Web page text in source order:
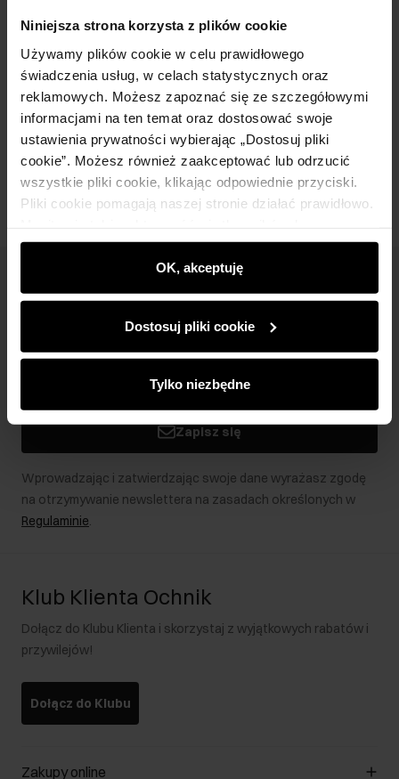
Niniejsza strona korzysta z plików cookie
Używamy plików cookie w celu prawidłowego
świadczenia usług, w celach statystycznych oraz
reklamowych. Możesz zapoznać się ze szczegółowymi
informacjami na ten temat oraz dostosować swoje
ustawienia prywatności wybierając „Dostosuj pliki
cookie”. Możesz również zaakceptować lub odrzucić
wszystkie pliki cookie, klikając odpowiednie przyciski.
Pliki cookie pomagają naszej stronie działać prawidłowo.
wyświetlać im dopasowane do ich preferencji treści,
rekomendacje oraz komunikaty reklamowe informujące o
najnowszych promocjach w e-sklepie. Informacje o tym,
partnerom społecznościowym, reklamowym i
analitycznym. Partnerzy mogą połączyć te informacje z
podczas korzystania z ich usług.
OK, akceptuję
Dostosuj pliki cookie
Tylko niezbędne
Szczegóły
Skład i wymiary
Opinie
Newsletter
Bądź na bieżąco z nowościami i promocjami!
Zapisz się
Wprowadzając i zatwierdzając swoje dane wyrażasz zgodę
na otrzymywanie newslettera na zasadach określonych w
Regulaminie.
Klub Klienta Ochnik
Dołącz do Klubu Klienta i skorzystaj z wyjątkowych rabatów i
przywilejów!
Dołącz do Klubu
Zakupy online